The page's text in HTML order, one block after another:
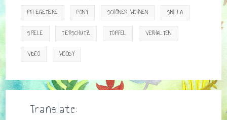
PFLEGETIERE PONY SCHÖNER WOHNEN SMILLA
SPIELE TIERSCHUTZ TOFFEL VERHALTEN
VIDEO WOODY
Translate: